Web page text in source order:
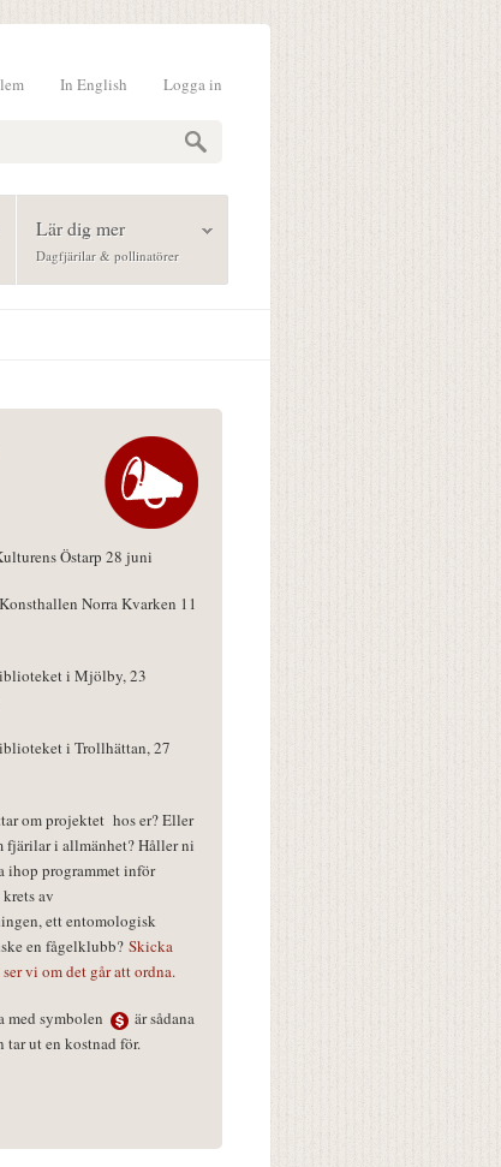
Logga in
In English
Lär dig mer
Dagfjärilar & pollinatörer
Östarp 28 juni
Norra Kvarken 11
i Mjölby, 23
i Trollhättan, 27
om projektet hos er? Eller
fjärilar i allmänhet? Håller ni
ihop programmet inför
av
ett entomologisk
en fågelklubb? Skicka
vi om det går att ordna.
symbolen
är sådana
tar ut en kostnad för.